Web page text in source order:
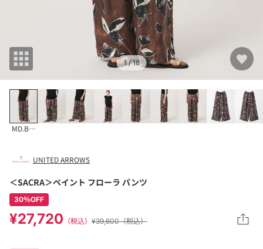
1/ 18
MD.BROWN
UNITED ARROWS
＜SACRA＞ペイント フローラ パンツ
30％OFF
¥27,720 （税込） ¥39,600（税込）